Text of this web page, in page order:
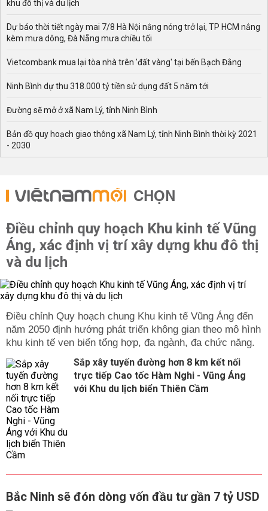
khu đô thị và du lịch
Dự báo thời tiết ngày mai 7/8 Hà Nội nắng nóng trở lại, TP HCM nắng
kèm mưa dông, Đà Nẵng mưa chiều tối
Vietcombank mua lại tòa nhà trên 'đất vàng' tại bến Bạch Đằng
Ninh Bình dự thu 318.000 tỷ tiền sử dụng đất 5 năm tới
Đường sẽ mở ở xã Nam Lý, tỉnh Ninh Bình
Bản đồ quy hoạch giao thông xã Nam Lý, tỉnh Ninh Bình thời kỳ 2021
- 2030
CHỌN
Điều chỉnh quy hoạch Khu kinh tế Vũng
Áng, xác định vị trí xây dựng khu đô thị
và du lịch
Điều chỉnh Quy hoạch chung Khu kinh tế Vũng Áng đến
năm 2050 định hướng phát triển không gian theo mô hình
khu kinh tế ven biển tổng hợp, đa ngành, đa chức năng.
Sắp xây tuyến đường hơn 8 km kết nối
trực tiếp Cao tốc Hàm Nghi - Vũng Áng
với Khu du lịch biển Thiên Cầm
Bắc Ninh sẽ đón dòng vốn đầu tư gần 7 tỷ USD